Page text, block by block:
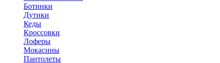
Ботинки
Дутики
Кеды
Кроссовки
Лоферы
Мокасины
Пантолеты